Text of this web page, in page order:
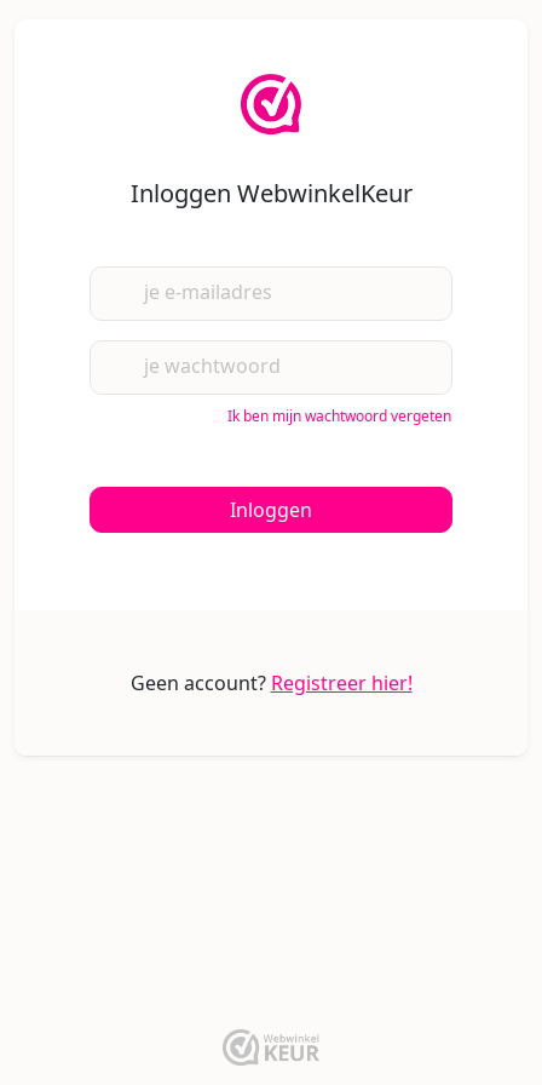
Inloggen WebwinkelKeur
je e-mailadres
je wachtwoord
Ik ben mijn wachtwoord vergeten
Inloggen
Geen account? Registreer hier!